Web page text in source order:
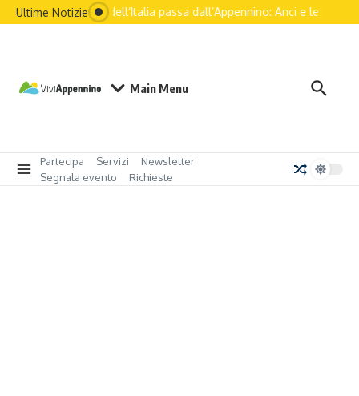
Ultime NotizieIl futuro dell’Italia passa dall’Appennino: Anci e le
Main Menu
Partecipa Servizi
Newsletter
Segnala evento
Richieste